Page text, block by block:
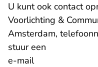
U kunt ook contact
Voorlichting &
Amsterdam,
stuur een
e-mail- U verlaat